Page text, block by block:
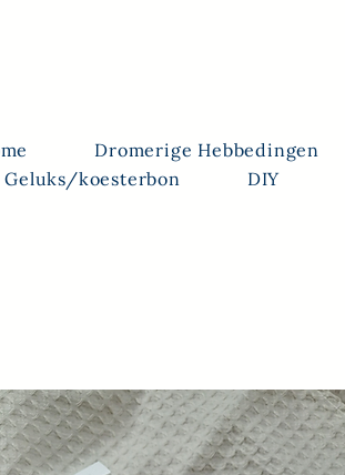
Dromerige Hebbedingen
Geluks/koesterbon
DIY